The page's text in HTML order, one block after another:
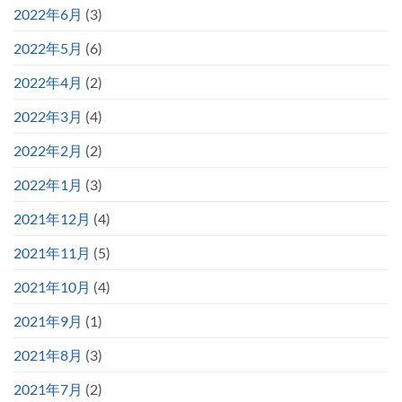
2022年6月 (3)
2022年5月 (6)
2022年4月 (2)
2022年3月 (4)
2022年2月 (2)
2022年1月 (3)
2021年12月 (4)
2021年11月 (5)
2021年10月 (4)
2021年9月 (1)
2021年8月 (3)
2021年7月 (2)